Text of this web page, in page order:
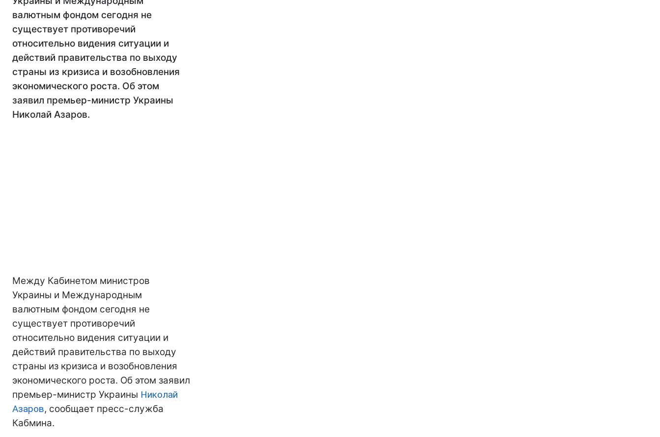
валютным фондом сегодня не
существует противоречий
относительно видения ситуации и
действий правительства по выходу
страны из кризиса и возобновления
экономического роста. Об этом
заявил премьер-министр Украины
Николай Азаров.
Между Кабинетом министров
Украины и Международным
валютным фондом сегодня не
существует противоречий
относительно видения ситуации и
действий правительства по выходу
страны из кризиса и возобновления
экономического роста. Об этом заявил
премьер-министр Украины Николай
Азаров, сообщает пресс-служба
Кабмина.